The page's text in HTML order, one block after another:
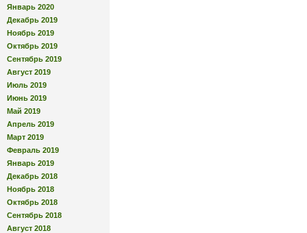
Январь 2020
Декабрь 2019
Ноябрь 2019
Октябрь 2019
Сентябрь 2019
Август 2019
Июль 2019
Июнь 2019
Май 2019
Апрель 2019
Март 2019
Февраль 2019
Январь 2019
Декабрь 2018
Ноябрь 2018
Октябрь 2018
Сентябрь 2018
Август 2018